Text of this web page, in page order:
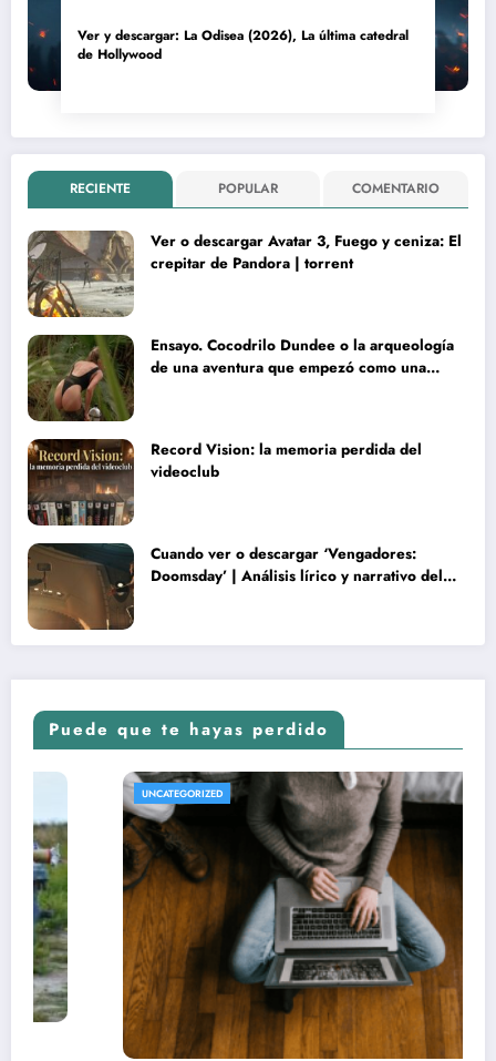
Ver y descargar: La Odisea (2026), La última catedral
de Hollywood
RECIENTE POPULAR COMENTARIO
Ver o descargar Avatar 3, Fuego y ceniza: El
crepitar de Pandora | torrent
Ensayo. Cocodrilo Dundee o la arqueología
de una aventura que empezó como una
Record Vision: la memoria perdida del
videoclub
Cuando ver o descargar ‘Vengadores:
Doomsday’ | Análisis lírico y narrativo del
Puede que te hayas perdido
UNCATEGORIZED